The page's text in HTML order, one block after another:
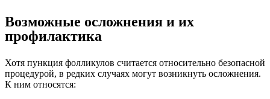
Возможные осложнения и их
профилактика
Хотя пункция фолликулов считается относительно безопасной
процедурой, в редких случаях могут возникнуть осложнения.
К ним относятся: